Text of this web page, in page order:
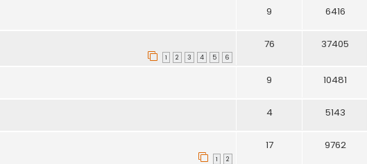
9 6416
1 2 3 4 5 6
76 37405
9 10481
4 5143
1 2
17 9762